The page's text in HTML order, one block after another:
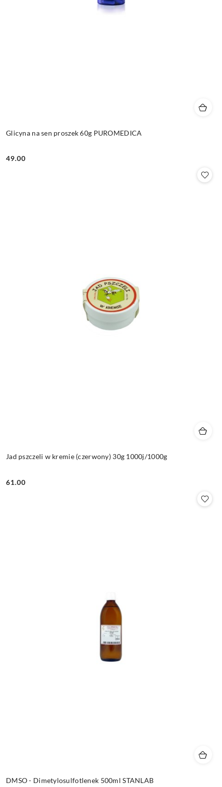
Glicyna na sen proszek 60g PUROMEDICA
Cena:
49.00
Jad pszczeli w kremie (czerwony) 30g 1000j/1000g
Cena:
61.00
DMSO - Dimetylosulfotlenek 500ml STANLAB